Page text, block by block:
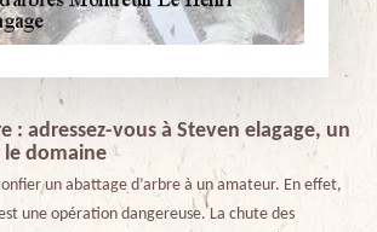
: adressez-vous à Steven elagage, un
le domaine
un abattage d’arbre à un amateur. En effet,
une opération dangereuse. La chute des